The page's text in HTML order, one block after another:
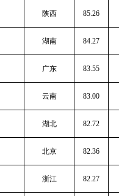
陕西 85.26
湖南 84.27
广东 83.55
云南 83.00
湖北 82.72
北京 82.36
浙江 82.27